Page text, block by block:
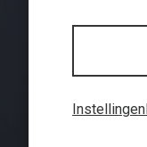
Instellingen